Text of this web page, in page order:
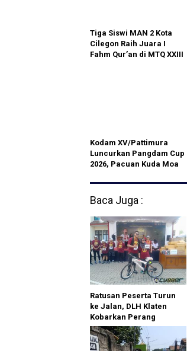
Tiga Siswi MAN 2 Kota
Cilegon Raih Juara I
Fahm Qur’an di MTQ XXIII
Kodam XV/Pattimura
Luncurkan Pangdam Cup
2026, Pacuan Kuda Moa
Wisata Nasional
Baca Juga :
Ratusan Peserta Turun
ke Jalan, DLH Klaten
Kobarkan Perang
Sampah dari Rumah